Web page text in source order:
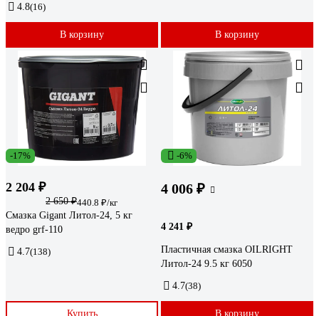
4.8(16)
В корзину В корзину
-17%
2 204 ₽
2 650 ₽440.8 ₽/кг
Смазка Gigant Литол-24, 5 кг
ведро grf-110
4.7(138)
Купить
-6%
4 006 ₽
4 241 ₽
Пластичная смазка OILRIGHT
Литол-24 9.5 кг 6050
4.7(38)
В корзину